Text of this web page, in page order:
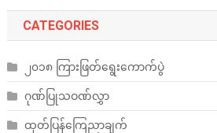
CATEGORIES
၂၀၁၈ ကြားဖြတ်ရွေးကောက်ပွဲ
ဂုဏ်ပြုသဝဏ်လွှာ
ထုတ်ပြန်ကြေညာချက်